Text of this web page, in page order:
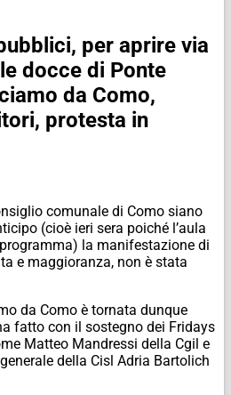
per aprire via
docce di Ponte
da Como,
protesta in
comunale di Como siano
(cioè ieri sera poiché l’aula
la manifestazione di
e maggioranza, non è stata
da Como è tornata dunque
fatto con il sostegno dei Fridays
Matteo Mandressi della Cgil e
della Cisl Adria Bartolich